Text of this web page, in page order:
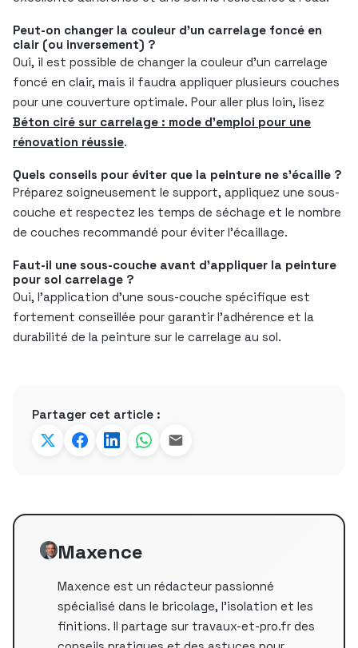
Peut-on changer la couleur d’un carrelage foncé en
clair (ou inversement) ?
Oui, il est possible de changer la couleur d’un carrelage
foncé en clair, mais il faudra appliquer plusieurs couches
pour une couverture optimale. Pour aller plus loin, lisez
Béton ciré sur carrelage : mode d’emploi pour une
rénovation réussie.
Quels conseils pour éviter que la peinture ne s’écaille ?
Préparez soigneusement le support, appliquez une sous-
couche et respectez les temps de séchage et le nombre
de couches recommandé pour éviter l’écaillage.
Faut-il une sous-couche avant d’appliquer la peinture
pour sol carrelage ?
Oui, l’application d’une sous-couche spécifique est
fortement conseillée pour garantir l’adhérence et la
durabilité de la peinture sur le carrelage au sol.
Partager cet article :
Maxence
Maxence est un rédacteur passionné
spécialisé dans le bricolage, l'isolation et les
finitions. Il partage sur travaux-et-pro.fr des